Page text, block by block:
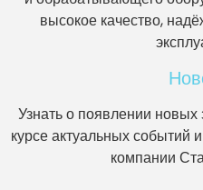
высокое качество,
Узнать о появлении новых
курсе актуальных событий
компании